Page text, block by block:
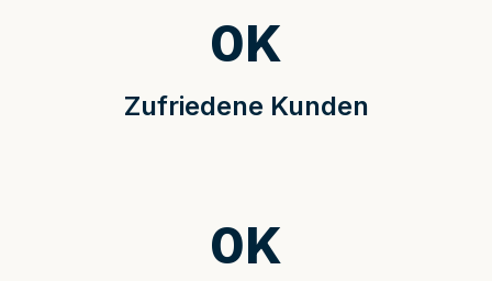
Zufriedene Kunden
0K
0K